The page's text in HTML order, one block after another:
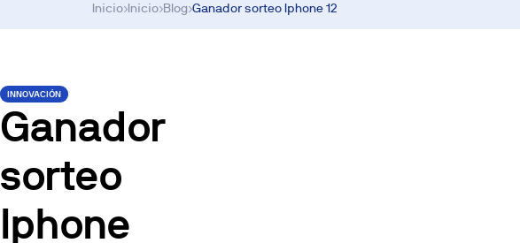
Inicio›Inicio›Blog›Ganador sorteo Iphone 12
INNOVACIÓN
Ganador
sorteo
Iphone